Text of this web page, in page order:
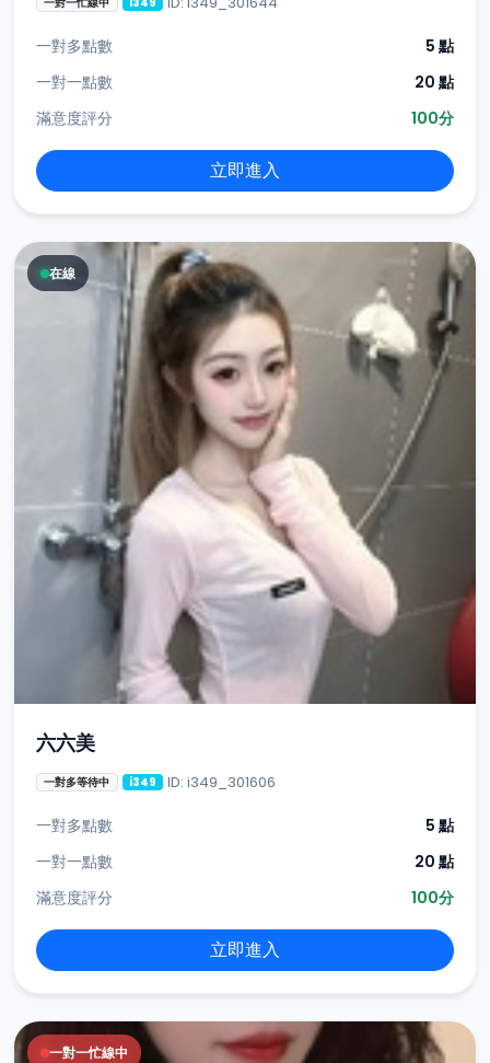
一對多點數
5 點
一對一點數
20 點
滿意度評分
100分
立即進入
在線
六六美
一對多等待中 i349 ID: i349_301606
一對多點數
5 點
一對一點數
20 點
滿意度評分
100分
立即進入
一對一忙線中